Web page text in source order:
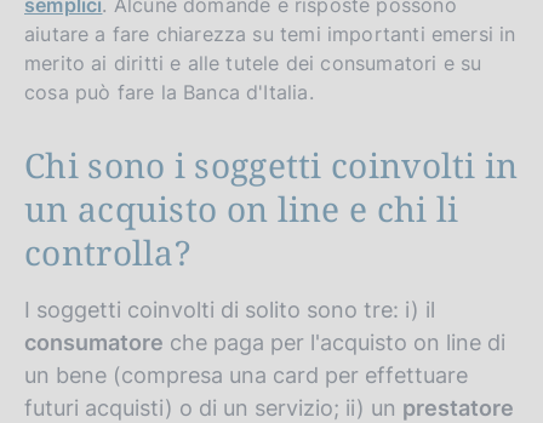
aiutare a fare chiarezza su temi importanti emersi in
merito ai diritti e alle tutele dei consumatori e su
cosa può fare la Banca d'Italia.
Chi sono i soggetti coinvolti in
un acquisto on line e chi li
controlla?
I soggetti coinvolti di solito sono tre: i) il
consumatore che paga per l'acquisto on line di
un bene (compresa una card per effettuare
futuri acquisti) o di un servizio; ii) un prestatore